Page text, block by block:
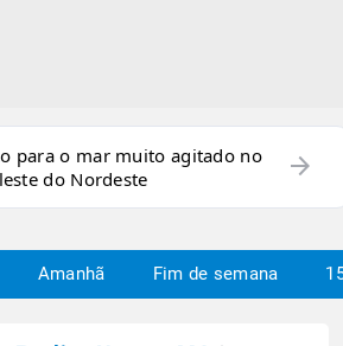
para o mar muito agitado no
do Nordeste
arrow_forward
Amanhã Fim de semana